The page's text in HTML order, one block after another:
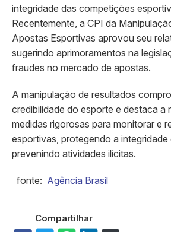
integridade das competições
Recentemente, a CPI da
Apostas Esportivas aprovou seu
sugerindo aprimoramentos na
fraudes no mercado de apostas.
A manipulação de resultados
credibilidade do esporte e destaca a
medidas rigorosas para monitorar e
esportivas, protegendo a
prevenindo atividades ilícitas.
fonte: ​ Agência Brasil
Compartilhar